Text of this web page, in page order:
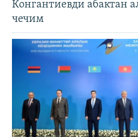
Конгантиевди абактан
чечим